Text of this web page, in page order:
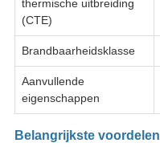
thermische uitbreiding
(CTE)
Brandbaarheidsklasse
Aanvullende
eigenschappen
Belangrijkste voordelen